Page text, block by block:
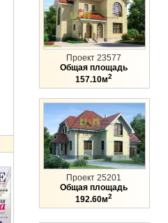
Проект 23577
Общая площадь
157.10м2
Проект 25201
Общая площадь
192.60м2